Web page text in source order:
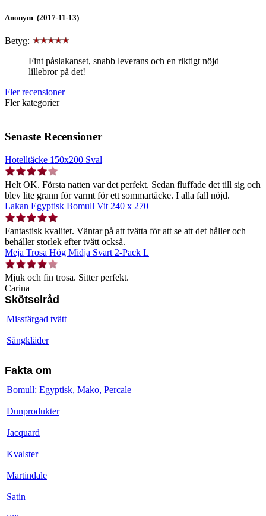
Anonym (2017-11-13)
Betyg:
Fint påslakanset, snabb leverans och en riktigt nöjd
lillebror på det!
Fler recensioner
Fler kategorier
Senaste Recensioner
Hotelltäcke 150x200 Sval
Helt OK. Första natten var det perfekt. Sedan fluffade det till sig och
blev lite grann för varmt för ett sommartäcke. I alla fall nöjd.
Lakan Egyptisk Bomull Vit 240 x 270
Fantastisk kvalitet. Väntar på att tvätta för att se att det håller och
behåller storlek efter tvätt också.
Meja Trosa Hög Midja Svart 2-Pack L
Mjuk och fin trosa. Sitter perfekt.
Carina
Skötselråd
Missfärgad tvätt
Sängkläder
Fakta om
Bomull: Egyptisk, Mako, Percale
Dunprodukter
Jacquard
Kvalster
Martindale
Satin